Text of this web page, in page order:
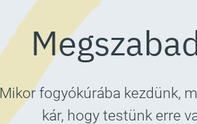
Mikor fogyókúrába kezdünk,
kár, hogy testünk erre